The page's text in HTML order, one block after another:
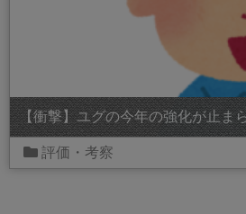
【衝撃】ユグの今年の強化が止ま
評価・考察